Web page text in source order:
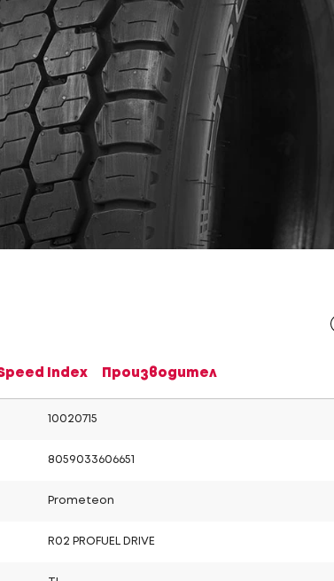
Index Производител
10020715
8059033606651
Prometeon
R02 PROFUEL DRIVE